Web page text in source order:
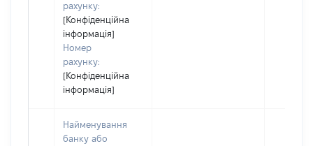
рахунку:
[Конфіденційна
інформація]
Номер
рахунку:
[Конфіденційна
інформація]
Найменування
банку або